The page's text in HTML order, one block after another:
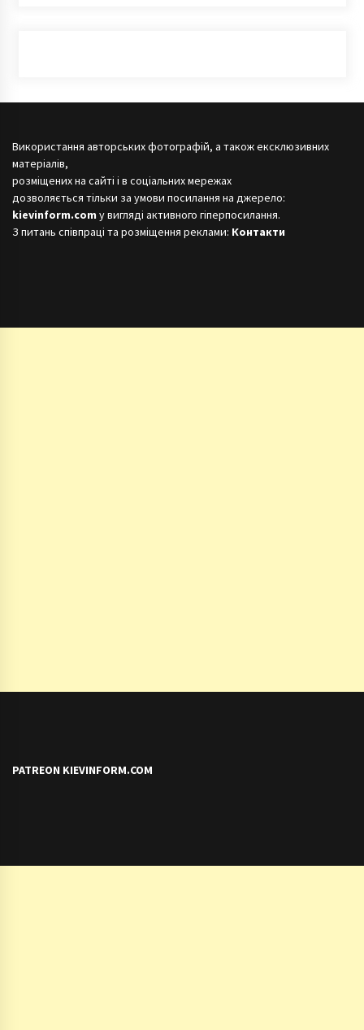
Використання авторських фотографій, а також ексклюзивних
матеріалів,
розміщених на сайті і в соціальних мережах
дозволяється тільки за умови посилання на джерело:
kievinform.com у вигляді активного гіперпосилання.
З питань співпраці та розміщення реклами: Контакти
PATREON KIEVINFORM.COM